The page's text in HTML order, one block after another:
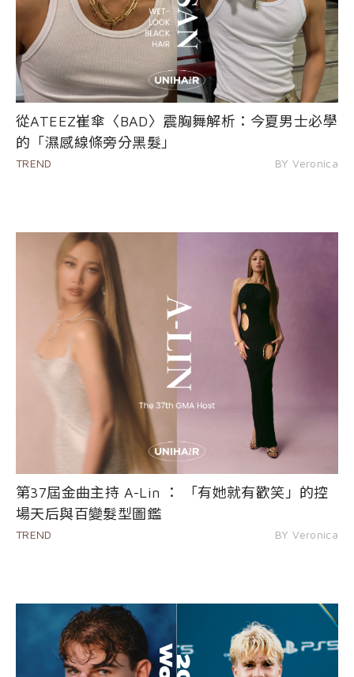
從ATEEZ崔傘〈BAD〉震胸舞解析：今夏男士必學
的「濕感線條旁分黑髮」
TREND BY Veronica
第37屆金曲主持 A-Lin ： 「有她就有歡笑」的控
場天后與百變髮型圖鑑
TREND BY Veronica